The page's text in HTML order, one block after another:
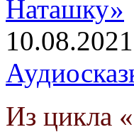
10.08.2021
Из цикла